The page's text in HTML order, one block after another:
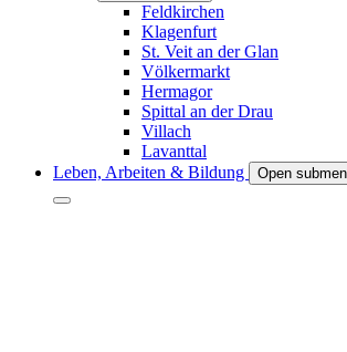
Feldkirchen
Klagenfurt
St. Veit an der Glan
Völkermarkt
Hermagor
Spittal an der Drau
Villach
Lavanttal
Leben, Arbeiten & Bildung
Open